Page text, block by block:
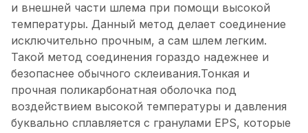
и внешней части шлема при помощи высокой
температуры. Данный метод делает соединение
исключительно прочным, а сам шлем легким.
Такой метод соединения гораздо надежнее и
безопаснее обычного склеивания.Тонкая и
прочная поликарбонатная оболочка под
воздействием высокой температуры и давления
буквально сплавляется с гранулами EPS, которые